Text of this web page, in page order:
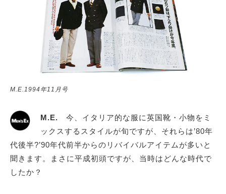
M.E.1994年11月号
M.E. 今、イタリア的な服に英国靴・小物をミ
ックスするスタイルが旬ですが、それらは’80年
代後半?’90年代前半からのリバイバルアイテムが多いと
聞きます。まさに平成初頭ですが、当時はどんな時代で
したか？